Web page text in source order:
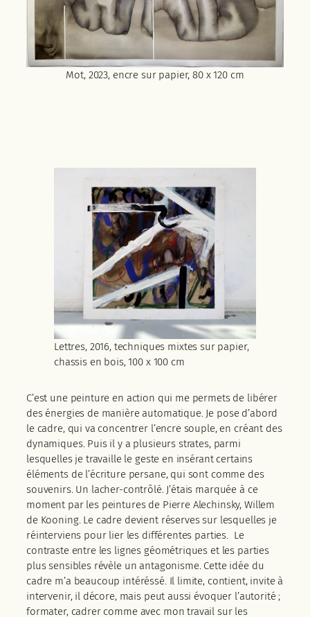
Mot, 2023, encre sur papier, 80 x 120 cm
Lettres, 2016, techniques mixtes sur papier,
chassis en bois, 100 x 100 cm
C’est une peinture en action qui me permets de libérer
des énergies de manière automatique. Je pose d’abord
le cadre, qui va concentrer l’encre souple, en créant des
dynamiques. Puis il y a plusieurs strates, parmi
lesquelles je travaille le geste en insérant certains
éléments de l’écriture persane, qui sont comme des
souvenirs. Un lacher-contrôlé. J’étais marquée à ce
moment par les peintures de Pierre Alechinsky, Willem
de Kooning. Le cadre devient réserves sur lesquelles je
réinterviens pour lier les différentes parties. Le
contraste entre les lignes géométriques et les parties
plus sensibles révèle un antagonisme. Cette idée du
cadre m’a beaucoup intéréssé. Il limite, contient, invite à
intervenir, il décore, mais peut aussi évoquer l’autorité ;
formater, cadrer comme avec mon travail sur les